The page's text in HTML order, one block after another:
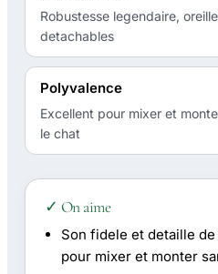
Robustesse legendaire,
detachables
Polyvalence
Excellent pour mixer et
le chat
✓ On aime
Son fidele et detaille
pour mixer et monter